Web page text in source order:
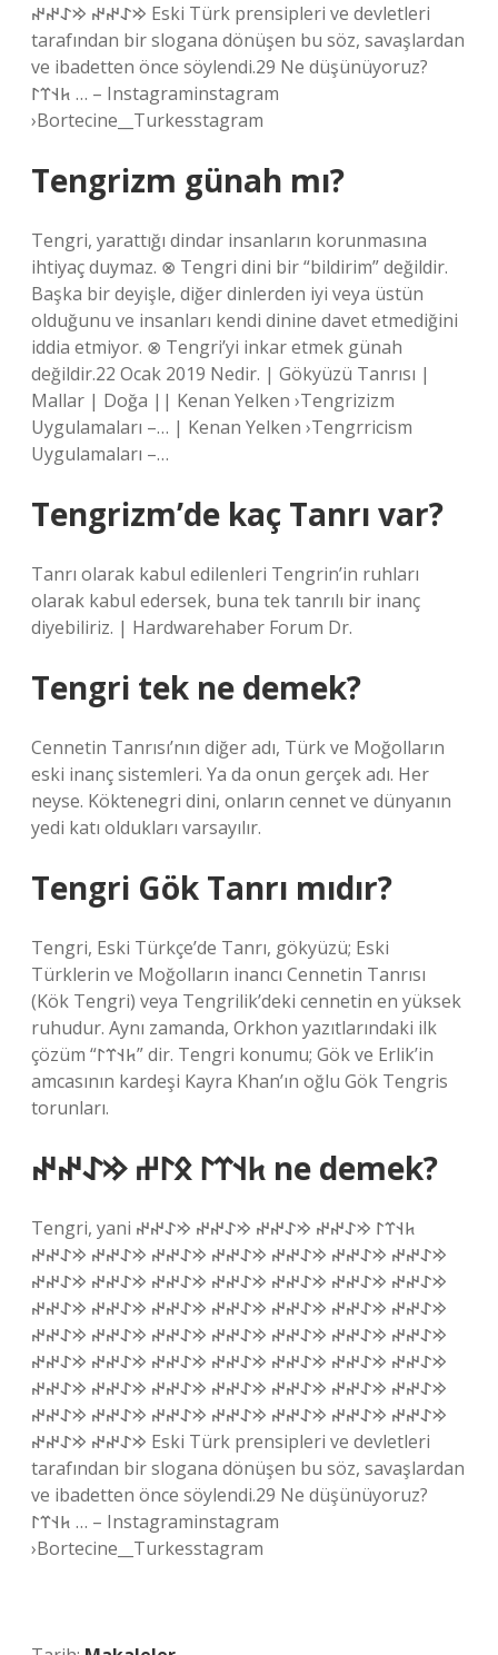
𐰢𐰀𐰤𐰤 𐰢𐰀𐰤𐰤 Eski Türk prensipleri ve devletleri
tarafından bir slogana dönüşen bu söz, savaşlardan
ve ibadetten önce söylendi.29 Ne düşünüyoruz?
𐱅𐰭𐰼𐰃 … – Instagraminstagram
›Bortecine__Turkesstagram
Tengrizm günah mı?
Tengri, yarattığı dindar insanların korunmasına
ihtiyaç duymaz. ⊗ Tengri dini bir “bildirim” değildir.
Başka bir deyişle, diğer dinlerden iyi veya üstün
olduğunu ve insanları kendi dinine davet etmediğini
iddia etmiyor. ⊗ Tengri’yi inkar etmek günah
değildir.22 Ocak 2019 Nedir. | Gökyüzü Tanrısı |
Mallar | Doğa || Kenan Yelken ›Tengrizizm
Uygulamaları –… | Kenan Yelken ›Tengrricism
Uygulamaları –…
Tengrizm’de kaç Tanrı var?
Tanrı olarak kabul edilenleri Tengrin’in ruhları
olarak kabul edersek, buna tek tanrılı bir inanç
diyebiliriz. | Hardwarehaber Forum Dr.
Tengri tek ne demek?
Cennetin Tanrısı’nın diğer adı, Türk ve Moğolların
eski inanç sistemleri. Ya da onun gerçek adı. Her
neyse. Köktenegri dini, onların cennet ve dünyanın
yedi katı oldukları varsayılır.
Tengri Gök Tanrı mıdır?
Tengri, Eski Türkçe’de Tanrı, gökyüzü; Eski
Türklerin ve Moğolların inancı Cennetin Tanrısı
(Kök Tengri) veya Tengrilik’deki cennetin en yüksek
ruhudur. Aynı zamanda, Orkhon yazıtlarındaki ilk
çözüm “𐱅𐰭𐰼𐰃” dir. Tengri konumu; Gök ve Erlik’in
amcasının kardeşi Kayra Khan’ın oğlu Gök Tengris
torunları.
𐱅𐰭𐰼𐰃 𐰋𐰃𐰔 𐰢𐰀𐰤𐰤 ne demek?
Tengri, yani 𐱅𐰭𐰼𐰃 𐰢𐰀𐰤𐰤 𐰢𐰀𐰤𐰤 𐰢𐰀𐰤𐰤 𐰢𐰀𐰤𐰤
𐰢𐰀𐰤𐰤 𐰢𐰀𐰤𐰤 𐰢𐰀𐰤𐰤 𐰢𐰀𐰤𐰤 𐰢𐰀𐰤𐰤 𐰢𐰀𐰤𐰤 𐰢𐰀𐰤𐰤
𐰢𐰀𐰤𐰤 𐰢𐰀𐰤𐰤 𐰢𐰀𐰤𐰤 𐰢𐰀𐰤𐰤 𐰢𐰀𐰤𐰤 𐰢𐰀𐰤𐰤 𐰢𐰀𐰤𐰤
𐰢𐰀𐰤𐰤 𐰢𐰀𐰤𐰤 𐰢𐰀𐰤𐰤 𐰢𐰀𐰤𐰤 𐰢𐰀𐰤𐰤 𐰢𐰀𐰤𐰤 𐰢𐰀𐰤𐰤
𐰢𐰀𐰤𐰤 𐰢𐰀𐰤𐰤 𐰢𐰀𐰤𐰤 𐰢𐰀𐰤𐰤 𐰢𐰀𐰤𐰤 𐰢𐰀𐰤𐰤 𐰢𐰀𐰤𐰤
𐰢𐰀𐰤𐰤 𐰢𐰀𐰤𐰤 𐰢𐰀𐰤𐰤 𐰢𐰀𐰤𐰤 𐰢𐰀𐰤𐰤 𐰢𐰀𐰤𐰤 𐰢𐰀𐰤𐰤
𐰢𐰀𐰤𐰤 𐰢𐰀𐰤𐰤 𐰢𐰀𐰤𐰤 𐰢𐰀𐰤𐰤 𐰢𐰀𐰤𐰤 𐰢𐰀𐰤𐰤 𐰢𐰀𐰤𐰤
𐰢𐰀𐰤𐰤 𐰢𐰀𐰤𐰤 𐰢𐰀𐰤𐰤 𐰢𐰀𐰤𐰤 𐰢𐰀𐰤𐰤 𐰢𐰀𐰤𐰤 𐰢𐰀𐰤𐰤
𐰢𐰀𐰤𐰤 𐰢𐰀𐰤𐰤 Eski Türk prensipleri ve devletleri
tarafından bir slogana dönüşen bu söz, savaşlardan
ve ibadetten önce söylendi.29 Ne düşünüyoruz?
𐱅𐰭𐰼𐰃 … – Instagraminstagram
›Bortecine__Turkesstagram